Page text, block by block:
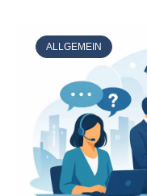
ALLGEMEIN